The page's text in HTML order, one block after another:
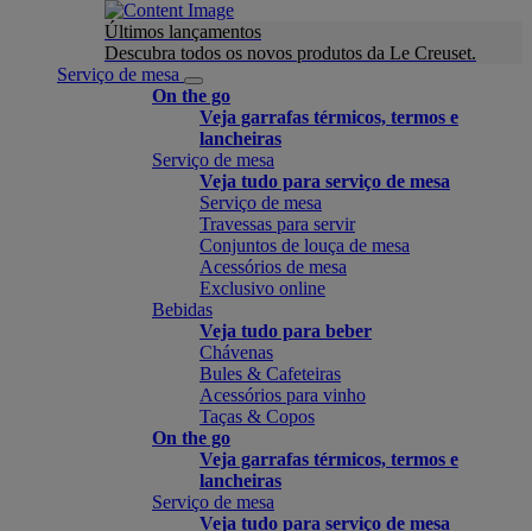
Últimos lançamentos
Descubra todos os novos produtos da Le Creuset.
Serviço de mesa
On the go
Veja garrafas térmicos, termos e
lancheiras
Serviço de mesa
Veja tudo para serviço de mesa
Serviço de mesa
Travessas para servir
Conjuntos de louça de mesa
Acessórios de mesa
Exclusivo online
Bebidas
Veja tudo para beber
Chávenas
Bules & Cafeteiras
Acessórios para vinho
Taças & Copos
On the go
Veja garrafas térmicos, termos e
lancheiras
Serviço de mesa
Veja tudo para serviço de mesa